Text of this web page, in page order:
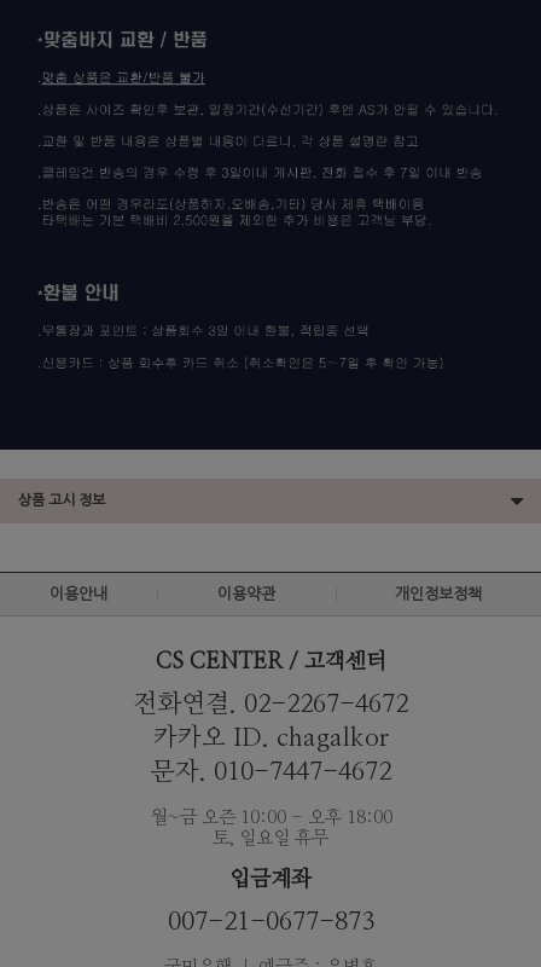
상품 고시 정보
이용안내 이용약관 개인정보정책
CS CENTER / 고객센터
전화연결. 02-2267-4672
카카오 ID. chagalkor
문자. 010-7447-4672
월~금 오즌 10:00 - 오후 18:00
토, 일요일 휴무
입금계좌
007-21-0677-873